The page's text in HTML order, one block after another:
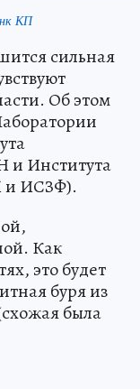
КП
сильная
Об этом
и Института
и ИСЗФ).
Как
это будет
буря из
была